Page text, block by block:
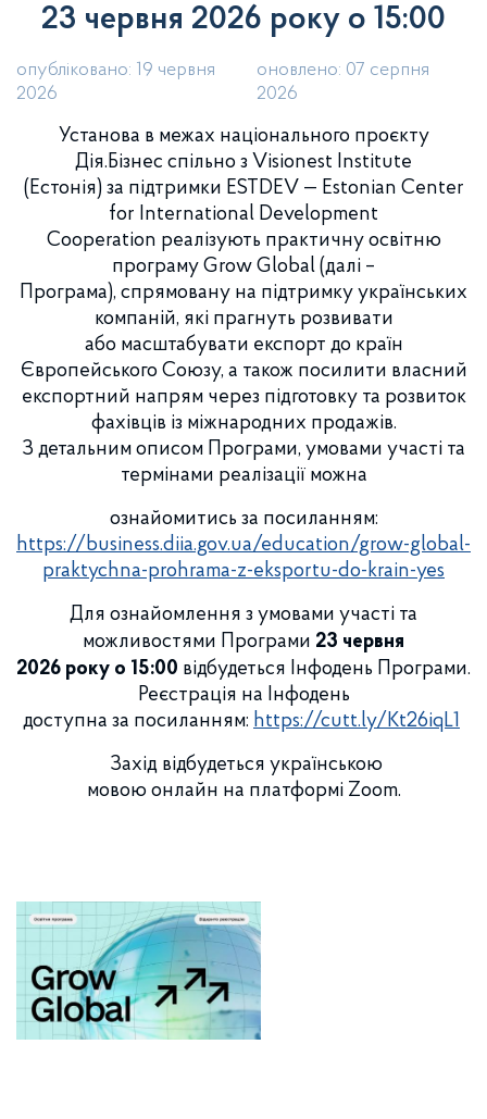
23 червня 2026 року о 15:00
опубліковано: 19 червня
2026
оновлено: 07 серпня
2026
Установа в межах національного проєкту
Дія.Бізнес спільно з Visionest Institute
(Естонія) за підтримки ESTDEV — Estonian Center
for International Development
Cooperation реалізують практичну освітню
програму Grow Global (далі –
Програма), спрямовану на підтримку українських
компаній, які прагнуть розвивати
або масштабувати експорт до країн
Європейського Союзу, а також посилити власний
експортний напрям через підготовку та розвиток
фахівців із міжнародних продажів.
З детальним описом Програми, умовами участі та
термінами реалізації можна
ознайомитись за посиланням:
https://business.diia.gov.ua/education/grow-global-
praktychna-prohrama-z-eksportu-do-krain-yes
Для ознайомлення з умовами участі та
можливостями Програми 23 червня
2026 року о 15:00 відбудеться Інфодень Програми.
Реєстрація на Інфодень
доступна за посиланням: https://cutt.ly/Kt26iqL1
Захід відбудеться українською
мовою онлайн на платформі Zoom.